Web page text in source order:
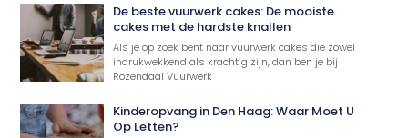
De beste vuurwerk cakes: De mooiste
cakes met de hardste knallen
Als je op zoek bent naar vuurwerk cakes die zowel
indrukwekkend als krachtig zijn, dan ben je bij
Rozendaal Vuurwerk
Kinderopvang in Den Haag: Waar Moet U
Op Letten?